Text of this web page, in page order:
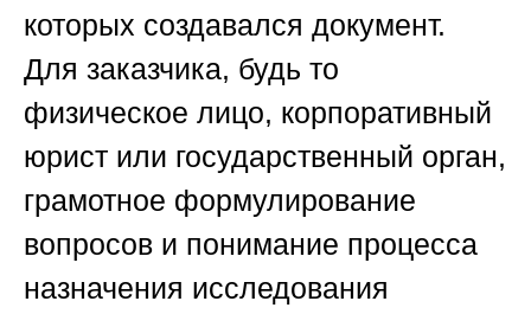
которых создавался документ.
Для заказчика, будь то
физическое лицо, корпоративный
юрист или государственный орган,
грамотное формулирование
вопросов и понимание процесса
назначения исследования